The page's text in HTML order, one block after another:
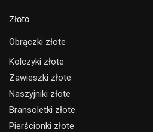
Złoto
Obrączki złote
Kolczyki złote
Zawieszki złote
Naszyjniki złote
Bransoletki złote
Pierścionki złote